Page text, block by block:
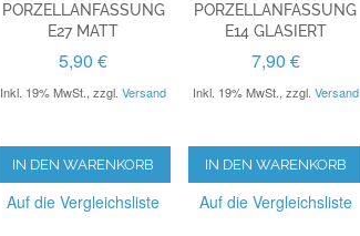
PORZELLANFASSUNG
E27 MATT
5,90 €
Inkl. 19% MwSt. ,zzgl.Versand
IN DEN WARENKORB
Auf die Vergleichsliste
PORZELLANFASSUNG
E14 GLASIERT
7,90 €
Inkl. 19% MwSt. zzgl. Versand
IN DEN WARENKORB
Auf die Vergleichsliste